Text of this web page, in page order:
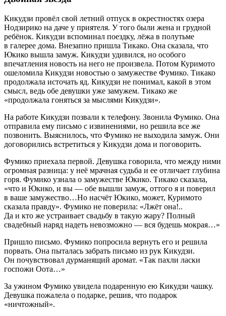
Кикудзи провёл свой летний отпуск в окрестностях озера
Нодзирико на даче у приятеля. У того были жена и грудной
ребёнок. Кикудзи вспоминал поездку, лёжа в полутьме
в галерее дома. Внезапно пришла Тикако. Она сказала, что
Юкико вышла замуж. Кикудзи удивился, но особого
впечатления новость на него не произвела. Потом Куримото
ошеломила Кикудзи новостью о замужестве Фумико. Тикако
продолжала источать яд. Кикудзи не понимал, какой в этом
смысл, ведь обе девушки уже замужем. Тикако же
«продолжала гоняться за мыслями Кикудзи».
На работе Кикудзи позвали к телефону. Звонила Фумико. Она
отправила ему письмо с извинениями, но решила все же
позвонить. Выяснилось, что Фумико не выходила замуж. Они
договорились встретиться у Кикудзи дома и поговорить.
Фумико приехала первой. Девушка говорила, что между ними
огромная разница: у неё мрачная судьба и ее отличает глубина
горя. Фумико узнала о замужестве Юкико. Тикако сказала,
«что и Юкико, и вы — обе вышли замуж, оттого я и поверил
в ваше замужество…Но насчёт Юкико, может, Куримото
сказала правду». Фумико не поверила: «Лжёт она!..
Да и кто же устраивает свадьбу в такую жару? Полный
свадебный наряд надеть невозможно — вся будешь мокрая…»
Пришло письмо. Фумико попросила вернуть его и решила
порвать. Она пыталась забрать письмо из рук Кикудзи.
Он почувствовал дурманящий аромат. «Так пахли ласки
госпожи Оота…»
За ужином Фумико увидела подаренную ею Кикудзи чашку.
Девушка пожалела о подарке, решив, что подарок
«ничтожный».